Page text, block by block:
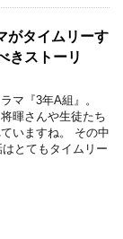
がタイムリーす
きストーリ
マ『3年A組』。
暉さんや生徒たち
いますね。 その中
とてもタイムリー